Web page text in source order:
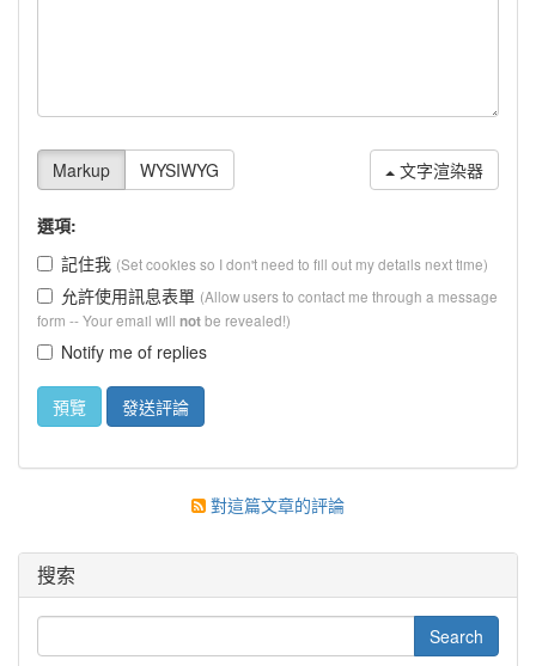
文字渲染器
選項:
記住我 (Set cookies so I don't need to fill out my details next time)
允許使用訊息表單 (Allow users to contact me through a message
form -- Your email will notbe revealed!)
Notify me of replies
對這篇文章的評論
搜索